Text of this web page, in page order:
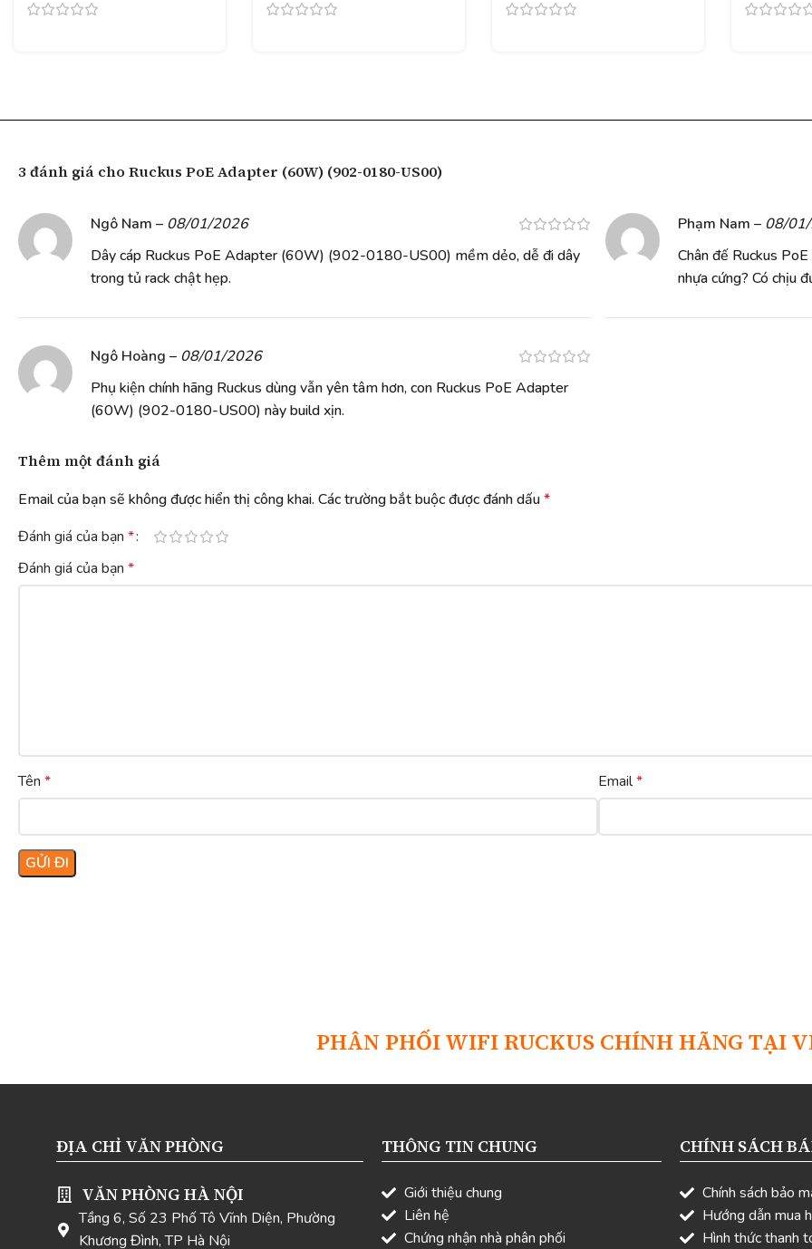
3 đánh giá cho Ruckus PoE Adapter (60W) (902-0180-US00)
Ngô Nam – 08/01/2026
Dây cáp Ruckus PoE Adapter (60W) (902-0180-US00) mềm dẻo, dễ đi dây
trong tủ rack chật hẹp.
Phạm Nam – 08/
Chân đế Ruckus
nhựa cứng? Có chịu
Ngô Hoàng – 08/01/2026
Phụ kiện chính hãng Ruckus dùng vẫn yên tâm hơn, con Ruckus PoE Adapter
(60W) (902-0180-US00) này build xịn.
Thêm một đánh giá
Email của bạn sẽ không được hiển thị công khai. Các trường bắt buộc được đánh dấu*
Đánh giá của bạn *
Đánh giá của bạn *
Tên * Email*
PHÂN PHỐI WIFI RUCKUS CHÍNH HÃNG TẠI
ĐỊA CHỈ VĂN PHÒNG
VĂN PHÒNG HÀ NỘI
Tầng 6, Số 23 Phố Tô Vĩnh Diện, Phường
Khương Đình, TP Hà Nội
THÔNG TIN CHUNG
Giới thiệu chung
Liên hệ
Chứng nhận nhà phân phối
CHÍNH SÁCH
Chính sách bảo
Hướng dẫn mua
Hình thức thanh